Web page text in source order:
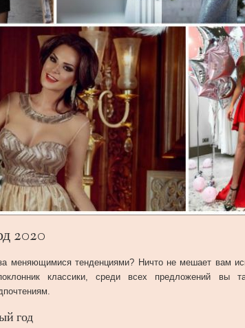
2020
меняющимися тенденциями? Ничто не мешает вам
классики, среди всех предложений вы
год